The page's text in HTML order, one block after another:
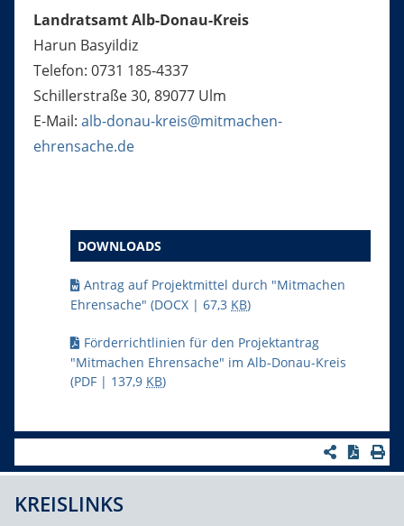
Landratsamt Alb-Donau-Kreis
Harun Basyildiz
Telefon: 0731 185-4337
Schillerstraße 30, 89077 Ulm
E-Mail: alb-donau-kreis@mitmachen-
ehrensache.de
DOWNLOADS
Antrag auf Projektmittel durch "Mitmachen
Ehrensache" (DOCX | 67,3 KB)
Förderrichtlinien für den Projektantrag
"Mitmachen Ehrensache" im Alb-Donau-Kreis
(PDF | 137,9 KB)
KREISLINKS